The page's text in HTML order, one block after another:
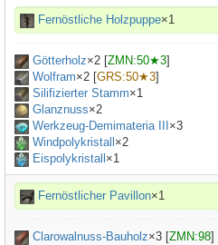
Fernöstliche Holzpuppe×1
Götterholz×2 [ZMN:50★3]
Wolfram×2 [GRS:50★3]
Silifizierter Stamm×1
Glanznuss×2
Werkzeug-Demimateria III ×3
Windpolykristall ×2
Eispolykristall ×1
Fernöstlicher Pavillon×1
Clarowalnuss-Bauholz×3 [ZMN:98]